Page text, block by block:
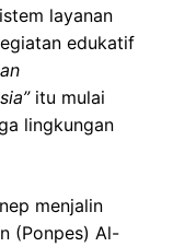
layanan
edukatif
itu mulai
lingkungan
menjalin
(Ponpes) Al-